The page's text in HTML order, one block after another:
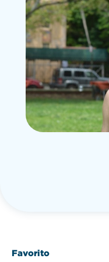
Favorito